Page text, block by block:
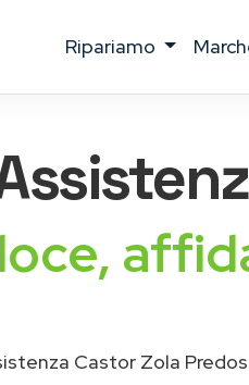
ripariamo
Castor Zola